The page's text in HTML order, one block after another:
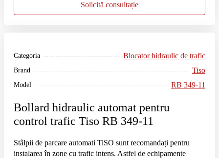
Categoria Blocator hidraulic de trafic
Brand Tiso
Model RB 349-11
Bollard hidraulic automat pentru
control trafic Tiso RB 349-11
Stâlpii de parcare automati TiSO sunt recomandați pentru
instalarea în zone cu trafic intens. Astfel de echipamente
Solicită consultație